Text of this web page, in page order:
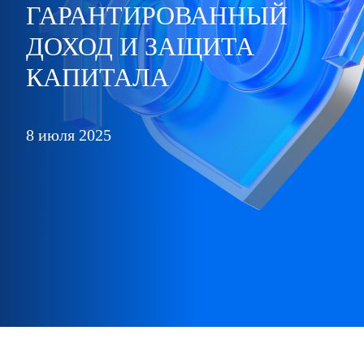
ГАРАНТИРОВАННЫЙ
ДОХОД И ЗАЩИТА
КАПИТАЛА
8 июля 2025